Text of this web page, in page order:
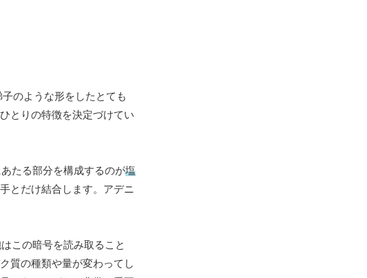
のような形をしたとても
とりの特徴を決定づけてい
たる部分を構成するのが塩
とだけ結合します。アデニ
この暗号を読み取ること
質の種類や量が変わってし